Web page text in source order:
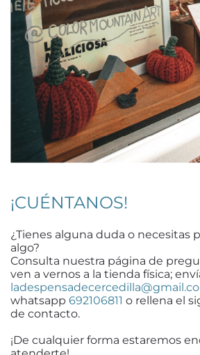
¡CUÉNTANOS!
¿Tienes alguna duda o necesitas
algo?
Consulta nuestra página de
ven a vernos a la tienda física;
whatsapp 692106811 o rellena el
de contacto.
¡De cualquier forma estaremos